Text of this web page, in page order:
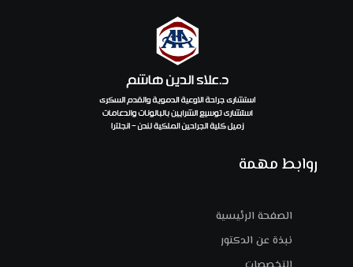
روابط مهمة
الصفحة الرئيسية
نبذة عن الدكتور